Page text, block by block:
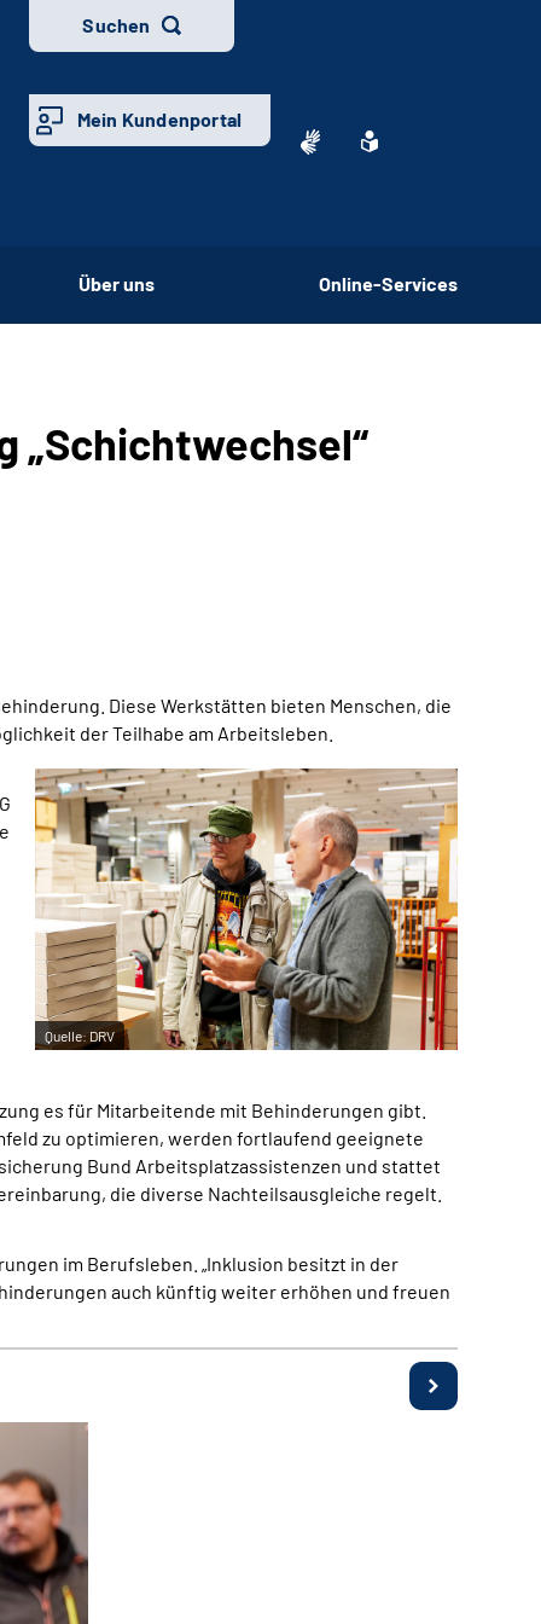
Suchen
Mein Kundenportal
Über uns Online-Services
„Schichtwechsel“
Diese Werkstätten bieten Menschen, die
der Teilhabe am Arbeitsleben.
Quelle: DRV
es für Mitarbeitende mit Behinderungen gibt.
zu optimieren, werden fortlaufend geeignete
Bund Arbeitsplatzassistenzen und stattet
die diverse Nachteilsausgleiche regelt.
im Berufsleben. „Inklusion besitzt in der
auch künftig weiter erhöhen und freuen